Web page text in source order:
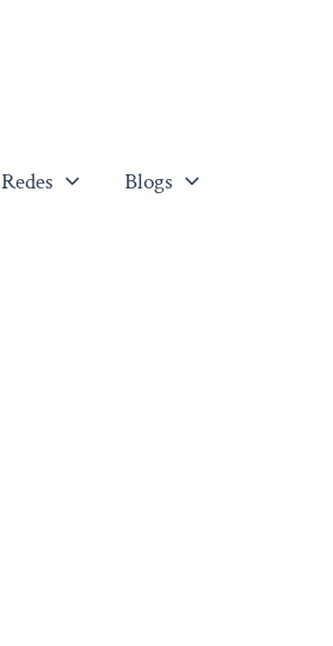
Redes Blogs